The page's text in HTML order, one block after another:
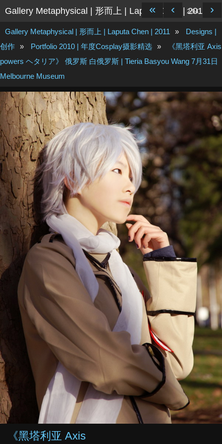
Gallery Metaphysical | 形而上 | Laputa Chen | 2011
Gallery Metaphysical | 形而上 | Laputa Chen | 2011 »
Designs |
创作 » Portfolio 2010 | 年度Cosplay摄影精选 »
《黑塔利亚 Axis
powers ヘタリア》 俄罗斯 白俄罗斯 | Tieria Basyou Wang 7月31日
Melbourne Museum
« ‹ 2/94 ›
《黑塔利亚 Axis